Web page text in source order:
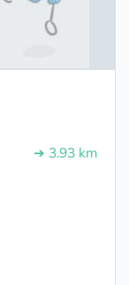
➔ 3.93 km